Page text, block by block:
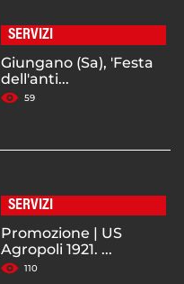
SERVIZI
Giungano (Sa), 'Festa
dell'anti...
59
SERVIZI
Promozione | US
Agropoli 1921. ...
110